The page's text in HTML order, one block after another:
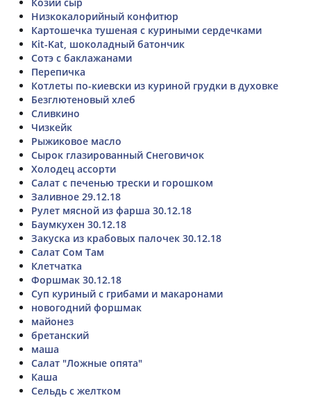
Низкокалорийный конфитюр
Картошечка тушеная с куриными сердечками
Kit-Kat, шоколадный батончик
Сотэ с баклажанами
Перепичка
Котлеты по-киевски из куриной грудки в духовке
Безглютеновый хлеб
Сливкино
Чизкейк
Рыжиковое масло
Сырок глазированный Снеговичок
Холодец ассорти
Салат с печенью трески и горошком
Заливное 29.12.18
Рулет мясной из фарша 30.12.18
Баумкухен 30.12.18
Закуска из крабовых палочек 30.12.18
Салат Сом Там
Клетчатка
Форшмак 30.12.18
Суп куриный с грибами и макаронами
новогодний форшмак
майонез
бретанский
маша
Салат "Ложные опята"
Каша
Сельдь с желтком